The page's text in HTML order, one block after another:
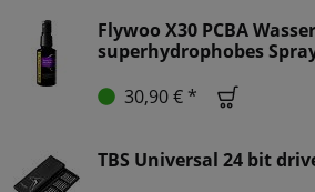
Flywoo X30 PCBA
superhydrophobes
30,90 € *
TBS Universal 24 bit